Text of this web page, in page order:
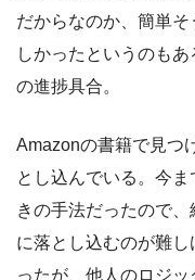
だからなのか、簡単
しかったというのも
の進捗具合。
Amazonの書籍で見つ
とし込んでいる。今
きの手法だったので
に落とし込むのが難
ったが、他人のロジ